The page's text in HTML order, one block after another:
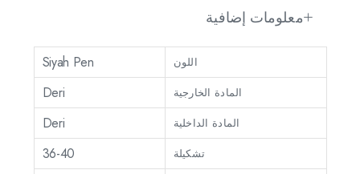
معلومات إضافية
اللون Siyah Pen
المادة الخارجية Deri
المادة الداخلية Deri
تشكيلة 36-40